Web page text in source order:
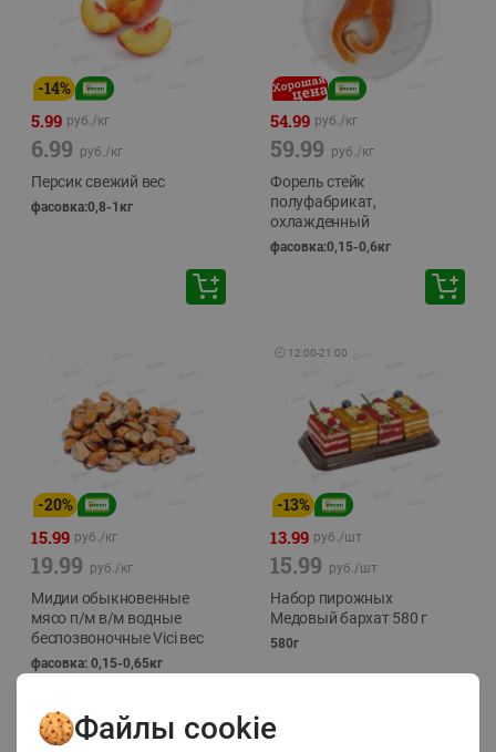
-14%
5.99 руб./кг
6.99 руб./кг
Персик свежий вес
фасовка:0,8-1кг
54.99 руб./кг
59.99 руб./кг
Форель стейк
полуфабрикат,
охлажденный
фасовка:0,15-0,6кг
-20%
15.99 руб./кг
19.99 руб./кг
Мидии обыкновенные
мясо п/м в/м водные
беспозвоночные Vici вес
фасовка: 0,15-0,65кг
🕘 12:00-21:00
-13%
13.99 руб./шт
15.99 руб./шт
Набор пирожных
Медовый бархат 580 г
580г
Файлы cookie